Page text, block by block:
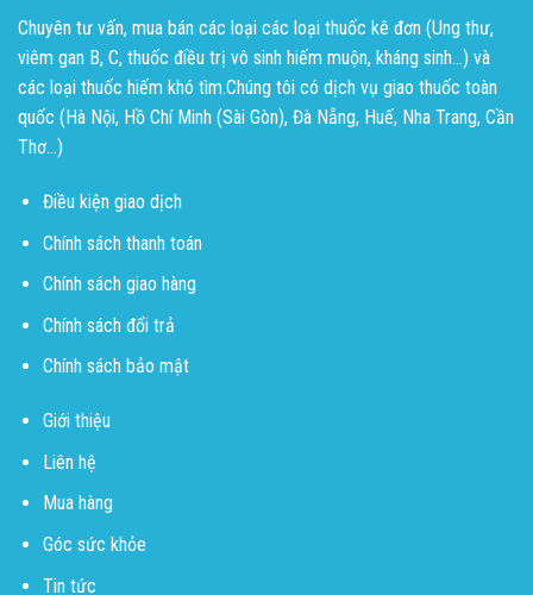
Chuyên tư vấn, mua bán các loại các loại thuốc kê đơn (Ung thư,
viêm gan B, C, thuốc điều trị vô sinh hiếm muộn, kháng sinh...) và
các loại thuốc hiếm khó tìm.Chúng tôi có dịch vụ giao thuốc toàn
quốc (Hà Nội, Hồ Chí Minh (Sài Gòn), Đà Nẵng, Huế, Nha Trang, Cần
Thơ...)
Điều kiện giao dịch
Chính sách thanh toán
Chính sách giao hàng
Chính sách đổi trả
Chính sách bảo mật
Giới thiệu
Liên hệ
Mua hàng
Góc sức khỏe
Tin tức